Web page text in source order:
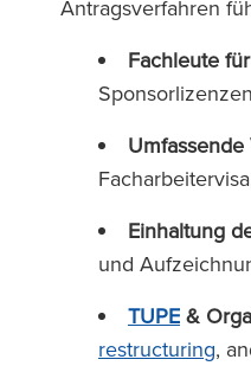
Antragsverfahren
Fachleute
Einhaltung
und
TUPE &
restructuring,